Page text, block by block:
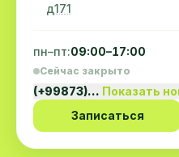
д171
пн–пт:09:00–17:00
Сейчас закрыто
(+99873)… Показать
Записаться